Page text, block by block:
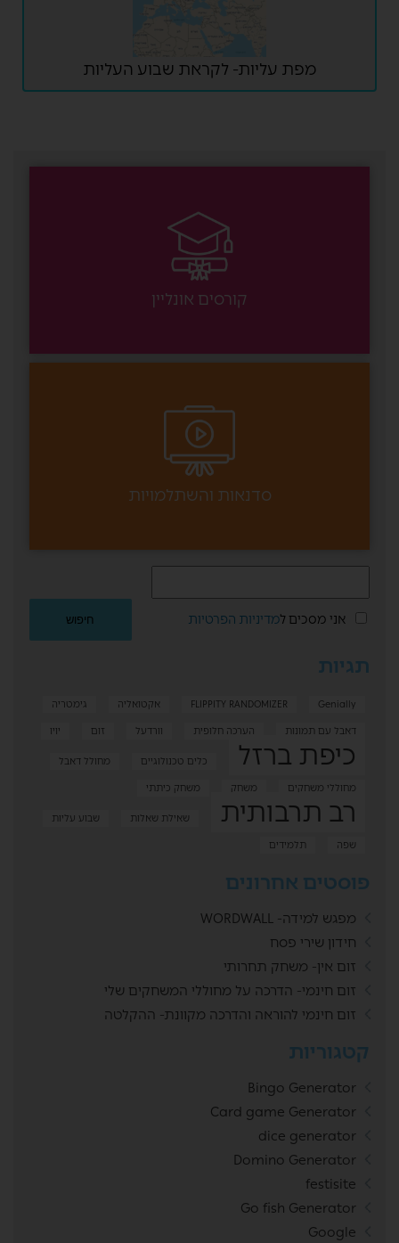
מפת עליות- לקראת שבוע העליות
קורסים אונליין
סדנאות והשתלמויות
אני מסכים למדיניות הפרטיות
תגיות
FLIPPITY RANDOMIZER Genially אקטואליה
גימטריה
דאבל עם תמונות
הערכה חלופית וורדעל זום יויו
כיפת ברזל כלים טכנולוגיים
מחולל דאבל
מחוללי משחקים
משחק משחק כיתתי
רב תרבותית שאילת שאלות
שבוע עליות
שפה
תלמידים
פוסטים אחרונים
מפגש למידה- WORDWALL
חידון שירי פסח
זום אין- משחק תחרותי
זום חינמי- הדרכה על מחוללי המשחקים שלי
זום חינמי להוראה והדרכה מקוונת- ההקלטה
קטגוריות
Bingo Generator
Card game Generator
dice generator
Domino Generator
festisite
Go fish Generator
Google